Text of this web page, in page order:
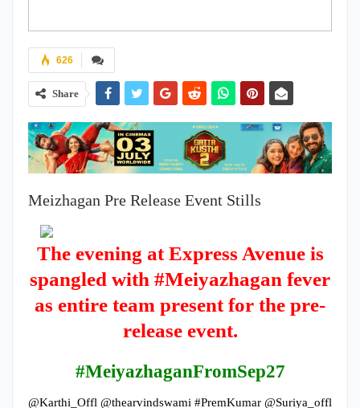
626
Share
Meizhagan Pre Release Event Stills
The evening at Express Avenue is
spangled with #Meiyazhagan fever
as entire team present for the pre-
release event.
#MeiyazhaganFromSep27
@Karthi_Offl @thearvindswami #PremKumar @Suriya_offl